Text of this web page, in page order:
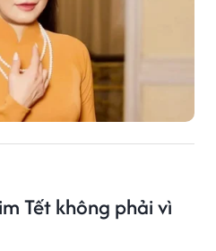
Tết không phải vì